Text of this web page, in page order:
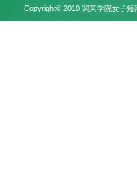
Copyright© 2010 関東学院女子